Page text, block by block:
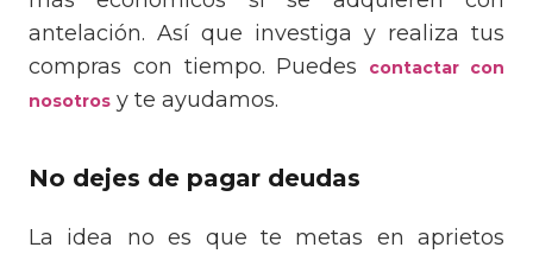
antelación. Así que investiga y realiza tus
compras con tiempo. Puedes
contactar con
nosotros y te ayudamos.
No dejes de pagar deudas
La idea no es que te metas en aprietos